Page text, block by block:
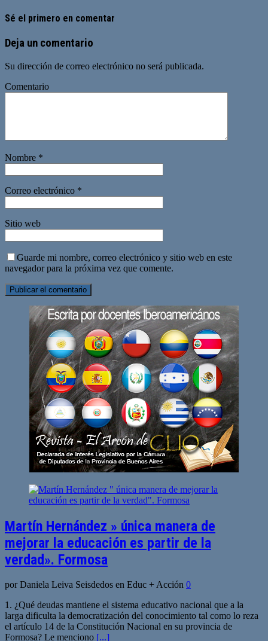
Sé el primero en comentar
Deja un comentario
Su dirección de correo electrónico no será publicada.
Comentario
Nombre *
Correo electrónico *
Sitio web
Guarde mi nombre, correo electrónico y sitio web en este
navegador para la próxima vez que comente.
Martín Hernández » única manera de
mejorar la educación es partir de la
verdad». Formosa
por Daniela Leiva Seisdedos en Educ + Acción 0
1. ¿Qué deudas mantiene el sistema educativo nacional que a la
larga dificulta la democratización del conocimiento tal como lo reza
el artículo 14 de la Constitución Nacional en su provincia de
Formosa? Le menciono [...]